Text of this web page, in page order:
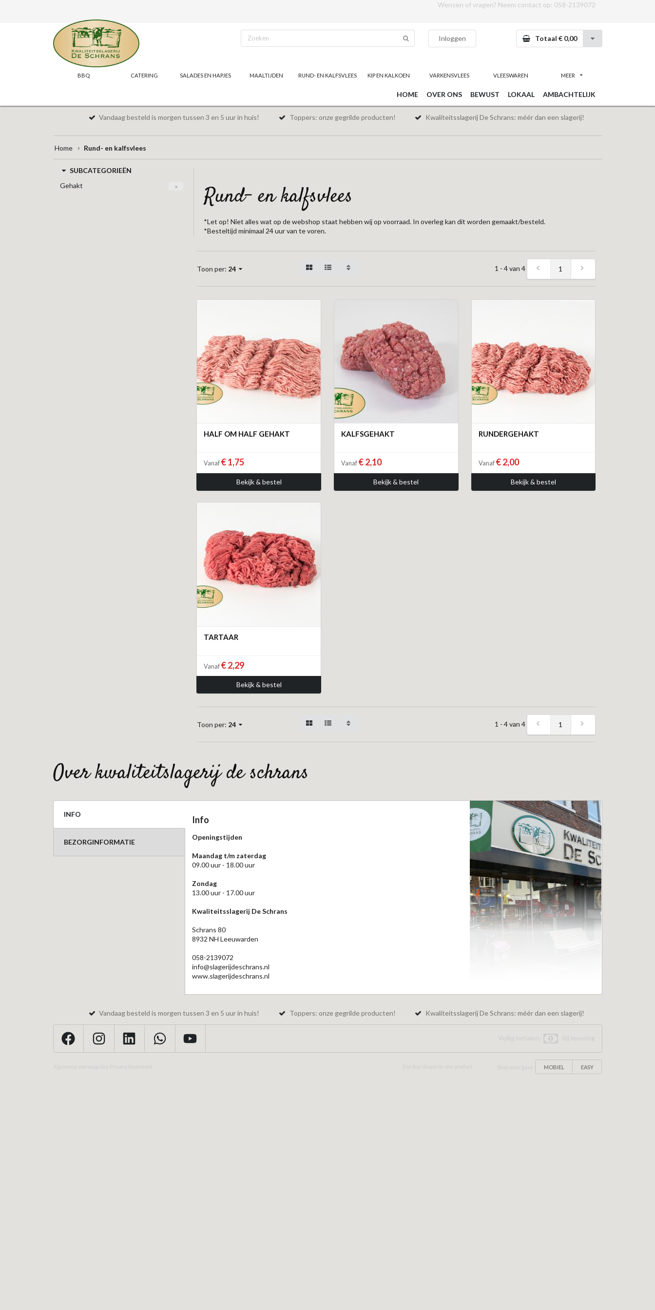
Wensen of vragen? Neem contact op: 058-2139072
Inloggen Totaal € 0,00
BBQ CATERING SALADES EN HAPJES MAALTIJDEN RUND- EN KALFSVLEES KIP EN KALKOEN VARKENSVLEES VLEESWAREN MEER
HOME OVER ONS BEWUST LOKAAL AMBACHTELIJK
Vandaag besteld is morgen tussen 3 en 5 uur in huis! Toppers: onze gegrilde producten! Kwaliteitsslagerij De Schrans: méér dan een slagerij!
Home Rund- en kalfsvlees
SUBCATEGORIEËN
Gehakt
x rund- en kalfsvlees
*Let op! Niet alles wat op de webshop staat hebben wij op voorraad. In overleg kan dit worden gemaakt/besteld.
*Besteltijd minimaal 24 uur van te voren.
Toon per: 24 1 - 4 van 4 1
HALF OM HALF GEHAKT
Vanaf € 1,75
Bekijk & bestel
KALFSGEHAKT
Vanaf € 2,10
Bekijk & bestel
RUNDERGEHAKT
Vanaf € 2,00
Bekijk & bestel
TARTAAR
Vanaf € 2,29
Bekijk & bestel
Toon per: 24 1 - 4 van 4 1
over kwaliteitslagerij de schrans
INFO
BEZORGINFORMATIE
Info
Openingstijden
Maandag t/m zaterdag
09.00 uur - 18.00 uur
Zondag
13.00 uur - 17.00 uur
Kwaliteitsslagerij De Schrans
Schrans 80
8932 NH Leeuwarden
058-2139072
info@slagerijdeschrans.nl
www.slagerijdeschrans.nl
Vandaag besteld is morgen tussen 3 en 5 uur in huis! Toppers: onze gegrilde producten! Kwaliteitsslagerij De Schrans: méér dan een slagerij!
MOBIEL EASY